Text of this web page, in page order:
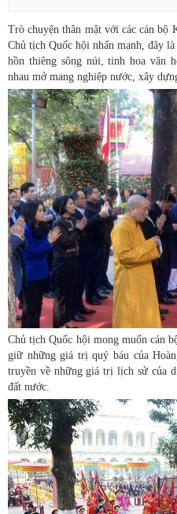
Trò chuyện thân mật với các cán bộ
Chủ tịch Quốc hội nhấn mạnh, đây
hồn thiêng sông núi, tinh hoa văn
nhau mở mang nghiệp nước, xây
Chủ tịch Quốc hội mong muốn cán
giữ những giá trị quý báu của
truyền về những giá trị lịch sử của
đất nước.